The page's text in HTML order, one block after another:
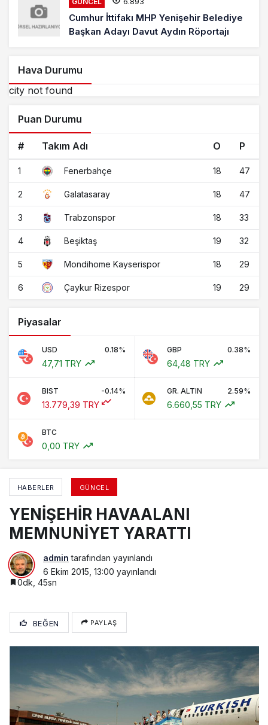
Cumhur İttifakı MHP Yenişehir Belediye
Başkan Adayı Davut Aydın Röportajı
Hava Durumu
city not found
Puan Durumu
# Takım Adı O P
1 Fenerbahçe 18 47
2 Galatasaray 18 47
3 Trabzonspor 18 33
4 Beşiktaş 19 32
5 Mondihome Kayserispor 18 29
6 Çaykur Rizespor 19 29
Piyasalar
USD 0.18%
47,71 TRY
GBP 0.38%
64,48 TRY
BIST -0.14%
13.779,39 TRY
GR. ALTIN 2.59%
6.660,55 TRY
BTC
0,00 TRY
HABERLER GÜNCEL
YENİŞEHİR HAVAALANI
MEMNUNİYET YARATTI
admin tarafından yayınlandı
6 Ekim 2015, 13:00 yayınlandı
0dk, 45sn
BEĞEN PAYLAŞ